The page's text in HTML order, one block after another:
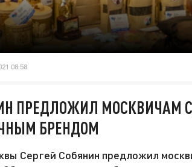
08:58
ПРЕДЛОЖИЛ МОСКВИЧАМ
БРЕНДОМ
Сергей Собянин предложил